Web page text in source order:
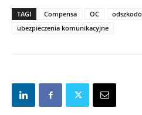
TAGI Compensa OC
ubezpieczenia komunikacyjne